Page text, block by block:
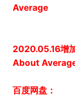
Average
2020.05.16增
About
百度网盘：